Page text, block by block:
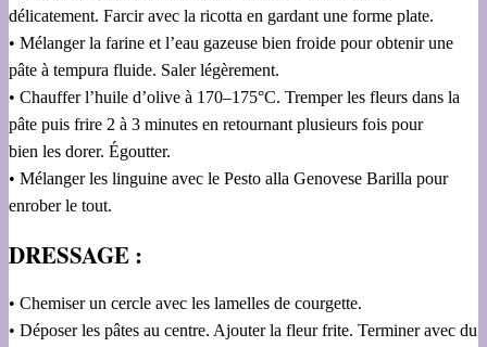
délicatement. Farcir avec la ricotta en gardant une forme plate.
• Mélanger la farine et l’eau gazeuse bien froide pour obtenir une
pâte à tempura fluide. Saler légèrement.
• Chauffer l’huile d’olive à 170–175°C. Tremper les fleurs dans la
pâte puis frire 2 à 3 minutes en retournant plusieurs fois pour
bien les dorer. Égoutter.
• Mélanger les linguine avec le Pesto alla Genovese Barilla pour
enrober le tout.
DRESSAGE :
• Chemiser un cercle avec les lamelles de courgette.
• Déposer les pâtes au centre. Ajouter la fleur frite. Terminer avec du